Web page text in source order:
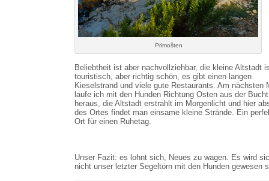
Primošten
Beliebtheit ist aber nachvollziehbar, die kleine Altstadt
touristisch, aber richtig schön, es gibt einen langen
Kieselstrand und viele gute Restaurants. Am nächsten
laufe ich mit den Hunden Richtung Osten aus der Bucht
heraus, die Altstadt erstrahlt im Morgenlicht und hier
des Ortes findet man einsame kleine Strände. Ein
Ort für einen Ruhetag.
Unser Fazit: es lohnt sich, Neues zu wagen. Es wird
nicht unser letzter Segeltörn mit den Hunden gewesen